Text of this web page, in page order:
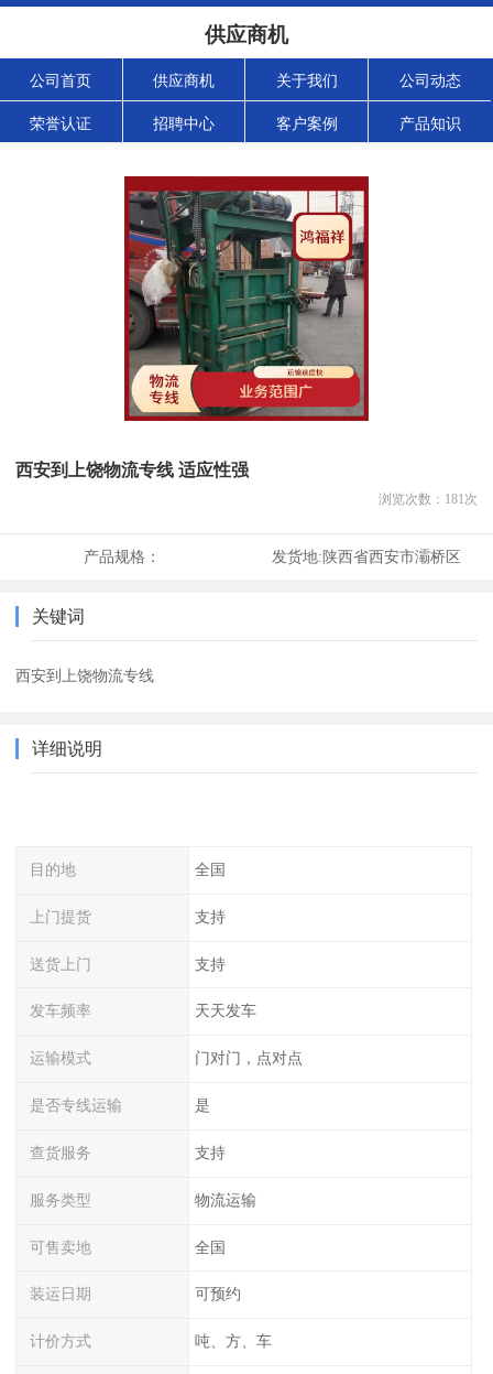
供应商机
公司首页 供应商机 关于我们 公司动态
荣誉认证 招聘中心 客户案例 产品知识
西安到上饶物流专线 适应性强
浏览次数： 181次
产品规格： 发货地:陕西省西安市灞桥区
关键词
西安到上饶物流专线
详细说明
目的地 全国
上门提货 支持
送货上门 支持
发车频率 天天发车
运输模式 门对门，点对点
是否专线运输 是
查货服务 支持
服务类型 物流运输
可售卖地 全国
装运日期 可预约
计价方式 吨、方、车